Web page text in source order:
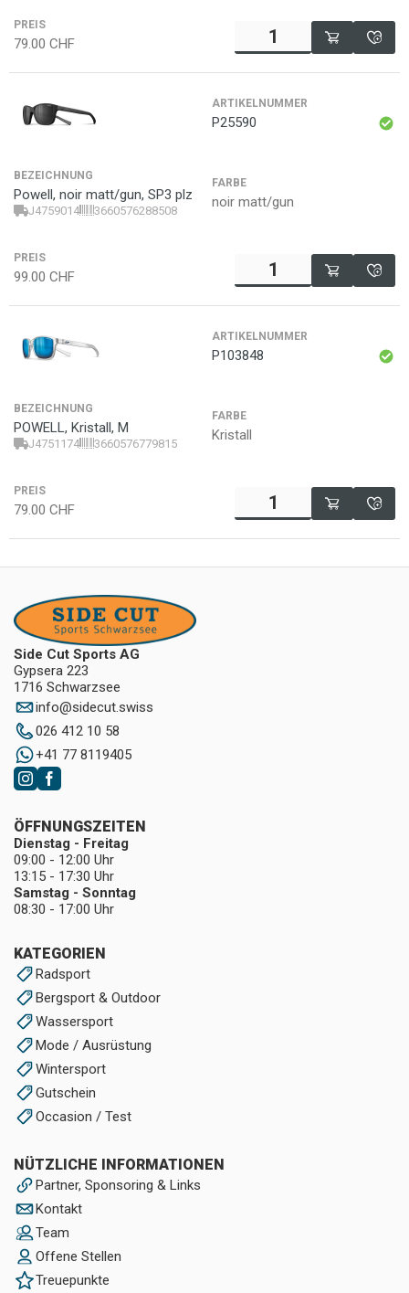
PREIS
79.00 CHF
ARTIKELNUMMER
P25590
BEZEICHNUNG
Powell, noir matt/gun, SP3 plz
J4759014 3660576288508
FARBE
noir matt/gun
PREIS
99.00 CHF
ARTIKELNUMMER
P103848
BEZEICHNUNG
POWELL, Kristall, M
J4751174 3660576779815
FARBE
Kristall
PREIS
79.00 CHF
Side Cut Sports AG
Gypsera 223
1716 Schwarzsee
info@sidecut.swiss
026 412 10 58
+41 77 8119405
KATEGORIEN
Radsport
Bergsport & Outdoor
Wassersport
Mode / Ausrüstung
Wintersport
Gutschein
Occasion / Test
NÜTZLICHE INFORMATIONEN
Partner, Sponsoring & Links
Kontakt
Team
Offene Stellen
Treuepunkte
ÖFFNUNGSZEITEN
Dienstag - Freitag
09:00 - 12:00 Uhr
13:15 - 17:30 Uhr
Samstag - Sonntag
08:30 - 17:00 Uhr